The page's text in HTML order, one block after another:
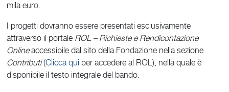
mila euro.
I progetti dovranno essere presentati esclusivamente
attraverso il portale ROL – Richieste e Rendicontazione
Onlineaccessibile dal sito della Fondazione nella sezione
Contributi(Clicca qui per accedere al ROL), nella quale è
disponibile il testo integrale del bando.